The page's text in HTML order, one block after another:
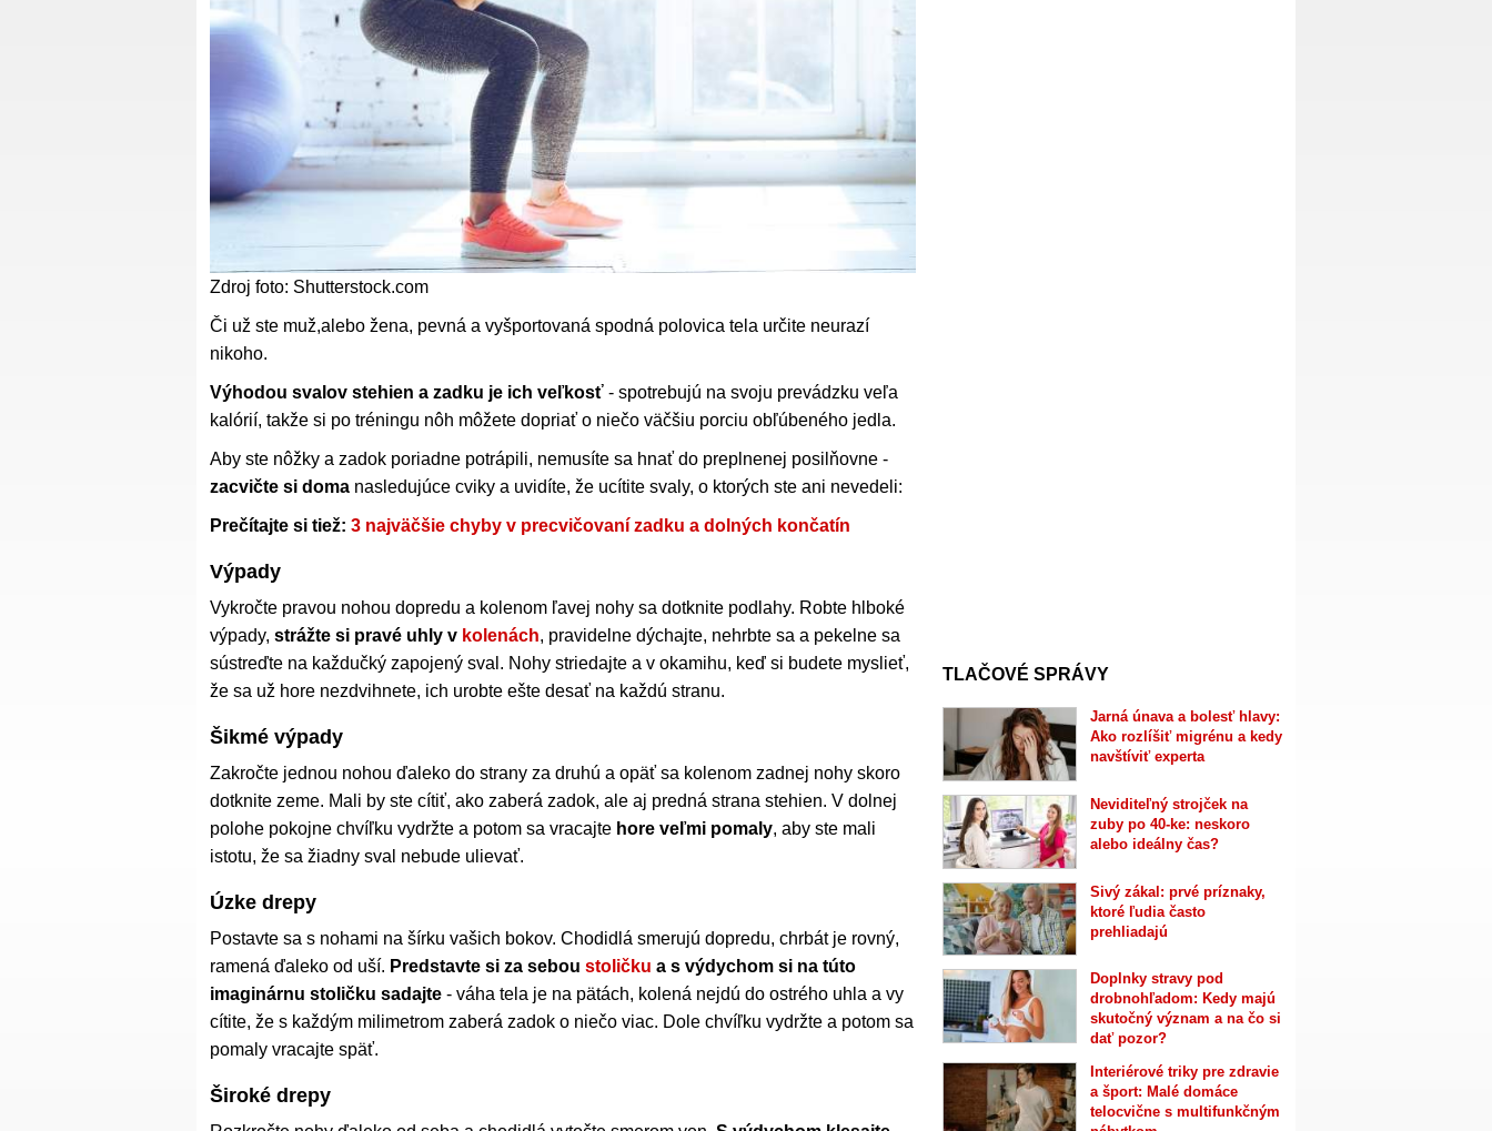
Zdroj foto: Shutterstock.com
Či už ste muž,alebo žena, pevná a vyšportovaná spodná polovica tela určite neurazí
nikoho.
Výhodou svalov stehien a zadku je ich veľkosť - spotrebujú na svoju prevádzku veľa
kalórií, takže si po tréningu nôh môžete dopriať o niečo väčšiu porciu obľúbeného jedla.
Aby ste nôžky a zadok poriadne potrápili, nemusíte sa hnať do preplnenej posilňovne -
zacvičte si doma nasledujúce cviky a uvidíte, že ucítite svaly, o ktorých ste ani nevedeli:
Prečítajte si tiež: 3 najväčšie chyby v precvičovaní zadku a dolných končatín
Výpady
Vykročte pravou nohou dopredu a kolenom ľavej nohy sa dotknite podlahy. Robte hlboké
výpady, strážte si pravé uhly v kolenách, pravidelne dýchajte, nehrbte sa a pekelne sa
sústreďte na každučký zapojený sval. Nohy striedajte a v okamihu, keď si budete myslieť,
že sa už hore nezdvihnete, ich urobte ešte desať na každú stranu.
Šikmé výpady
Zakročte jednou nohou ďaleko do strany za druhú a opäť sa kolenom zadnej nohy skoro
dotknite zeme. Mali by ste cítiť, ako zaberá zadok, ale aj predná strana stehien. V dolnej
polohe pokojne chvíľku vydržte a potom sa vracajte hore veľmi pomaly, aby ste mali
istotu, že sa žiadny sval nebude ulievať.
Úzke drepy
Postavte sa s nohami na šírku vašich bokov. Chodidlá smerujú dopredu, chrbát je rovný,
ramená ďaleko od uší. Predstavte si za sebou stoličku a s výdychom si na túto
imaginárnu stoličku sadajte - váha tela je na pätách, kolená nejdú do ostrého uhla a vy
cítite, že s každým milimetrom zaberá zadok o niečo viac. Dole chvíľku vydržte a potom sa
pomaly vracajte späť.
Široké drepy
TLAČOVÉ SPRÁVY
Jarná únava a bolesť hlavy:
Ako rozlíšiť migrénu a kedy
navštíviť experta
Neviditeľný strojček na
zuby po 40-ke: neskoro
alebo ideálny čas?
Sivý zákal: prvé príznaky,
ktoré ľudia často
prehliadajú
Doplnky stravy pod
drobnohľadom: Kedy majú
skutočný význam a na čo si
dať pozor?
Interiérové triky pre zdravie
a šport: Malé domáce
telocvične s multifunkčným